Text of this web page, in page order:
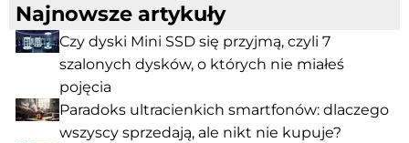
Najnowsze artykuły
Czy dyski Mini SSD się przyjmą, czyli 7
szalonych dysków, o których nie miałeś
pojęcia
Paradoks ultracienkich smartfonów: dlaczego
wszyscy sprzedają, ale nikt nie kupuje?